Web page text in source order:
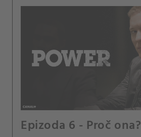
Epizoda 6 - Proč ona?